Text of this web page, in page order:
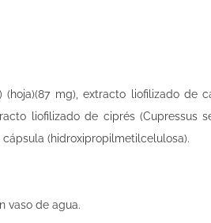
mg), extracto liofilizado de
liofilizado de ciprés (Cupressus
(hidroxipropilmetilcelulosa).
vaso de agua.